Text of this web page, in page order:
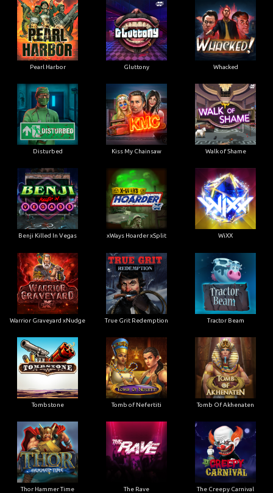
Pearl Harbor Gluttony Whacked
Disturbed Kiss My Chainsaw Walk of Shame
Benji Killed In Vegas xWays Hoarder xSplit WiXX
Warrior Graveyard xNudge True Grit Redemption Tractor Beam
Tombstone Tomb of Nefertiti Tomb Of Akhenaten
Thor Hammer Time The Rave The Creepy Carnival